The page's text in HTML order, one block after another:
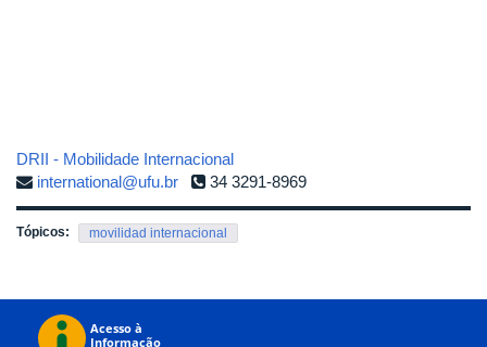
DRII - Mobilidade Internacional
international@ufu.br
34 3291-8969
Tópicos: movilidad internacional